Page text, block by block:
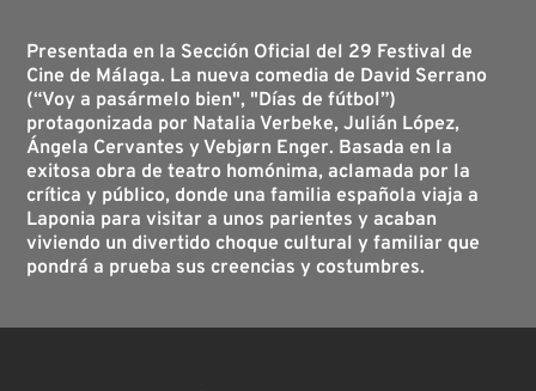
Presentada en la Sección Oficial del 29 Festival de
Cine de Málaga. La nueva comedia de David Serrano
(“Voy a pasármelo bien", "Días de fútbol”)
protagonizada por Natalia Verbeke, Julián López,
Ángela Cervantes y Vebjørn Enger. Basada en la
exitosa obra de teatro homónima, aclamada por la
crítica y público, donde una familia española viaja a
Laponia para visitar a unos parientes y acaban
viviendo un divertido choque cultural y familiar que
pondrá a prueba sus creencias y costumbres.